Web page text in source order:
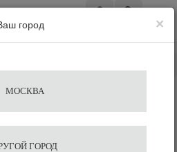
×
город
МОСКВА
ГОРОД